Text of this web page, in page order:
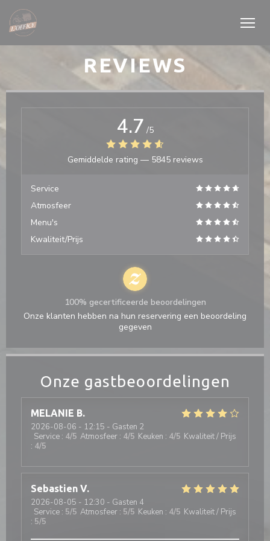
Cookies beheer paneel
REVIEWS
Onze gastbeoordelingen
MELANIE B
2026-08-06 - 12:15 - Gasten 2
Service : 4/5 Atmosfeer : 4/5 Keuken : 4/5 Kwaliteit / Prijs
: 4/5
Sebastien V
2026-08-05 - 12:30 - Gasten 4
Service : 5/5 Atmosfeer : 5/5 Keuken : 4/5 Kwaliteit / Prijs
: 5/5
4.7 /5
Gemiddelde rating — 5845 reviews
Service
Atmosfeer
Menu's
Kwaliteit/Prijs
100% gecertificeerde beoordelingen
Onze klanten hebben na hun reservering een beoordeling
gegeven